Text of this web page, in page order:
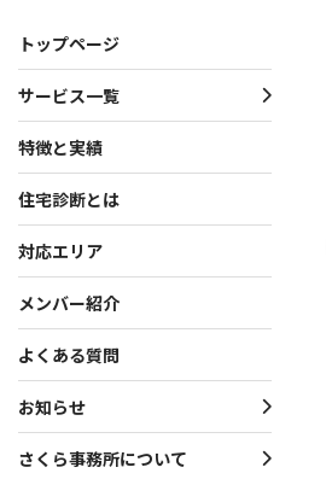
トップページ
サービス一覧
特徴と実績
住宅診断とは
対応エリア
メンバー紹介
よくある質問
お知らせ
さくら事務所について